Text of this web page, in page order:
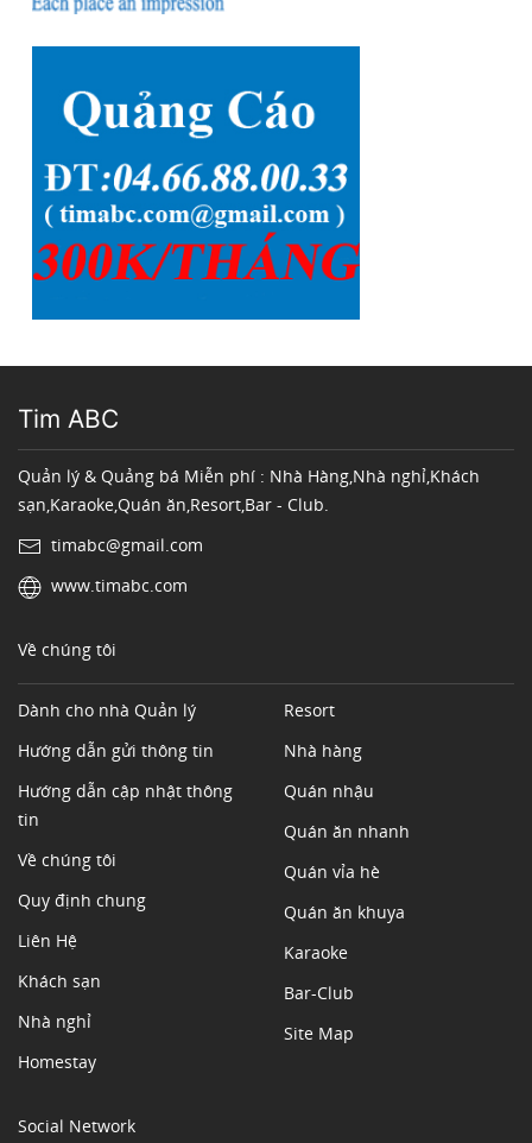
Tim ABC
Quản lý & Quảng bá Miễn phí : Nhà Hàng,Nhà nghỉ,Khách
sạn,Karaoke,Quán ăn,Resort,Bar - Club.
timabc@gmail.com
www.timabc.com
Về chúng tôi
Dành cho nhà Quản lý
Hướng dẫn gửi thông tin
Hướng dẫn cập nhật thông
tin
Về chúng tôi
Quy định chung
Liên Hệ
Khách sạn
Nhà nghỉ
Homestay
Resort
Nhà hàng
Quán nhậu
Quán ăn nhanh
Quán vỉa hè
Quán ăn khuya
Karaoke
Bar-Club
Site Map
Social Network